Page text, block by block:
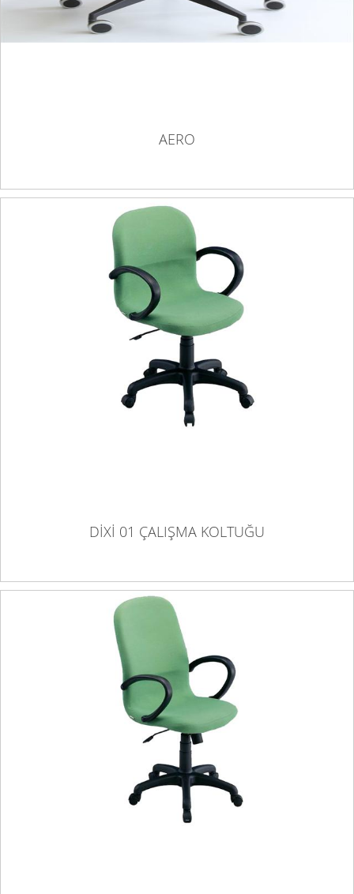
AERO
DİXİ 01 ÇALIŞMA KOLTUĞU
DİXİ 03 UZUN MÜDÜR